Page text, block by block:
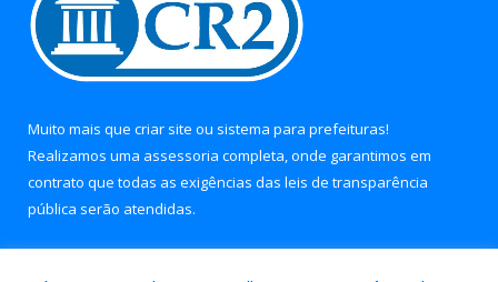
Muito mais que criar site ou sistema para prefeituras!
Realizamos uma assessoria completa, onde garantimos em
contrato que todas as exigências das leis de transparência
pública serão atendidas.